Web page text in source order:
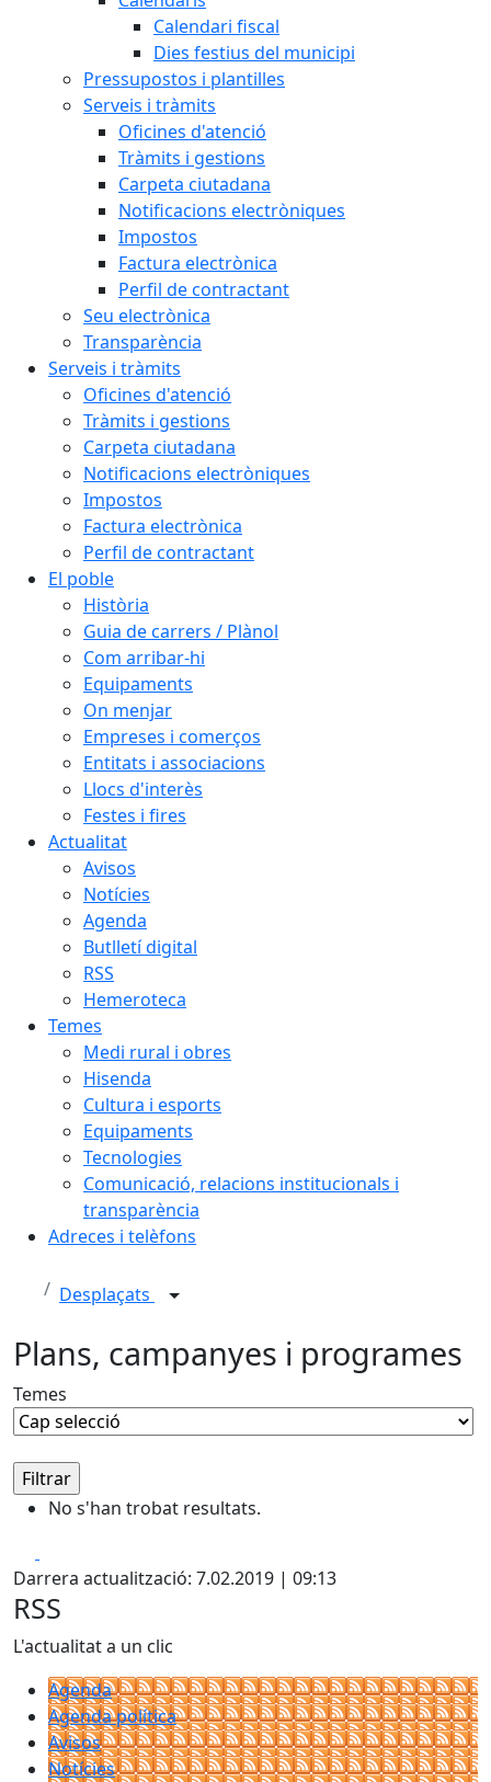
Calendari fiscal
Dies festius del municipi
Pressupostos i plantilles
Serveis i tràmits
Oficines d'atenció
Tràmits i gestions
Carpeta ciutadana
Notificacions electròniques
Impostos
Factura electrònica
Perfil de contractant
Seu electrònica
Transparència
Serveis i tràmits
Oficines d'atenció
Tràmits i gestions
Carpeta ciutadana
Notificacions electròniques
Impostos
Factura electrònica
Perfil de contractant
El poble
Història
Guia de carrers / Plànol
Com arribar-hi
Equipaments
On menjar
Empreses i comerços
Entitats i associacions
Llocs d'interès
Festes i fires
Actualitat
Avisos
Notícies
Agenda
Butlletí digital
RSS
Hemeroteca
Temes
Medi rural i obres
Hisenda
Cultura i esports
Equipaments
Tecnologies
Comunicació, relacions institucionals i
transparència
Adreces i telèfons
Desplaçats
Plans, campanyes i programes
Temes
No s'han trobat resultats.
Darrera actualització: 7.02.2019 | 09:13
RSS
L'actualitat a un clic
Agenda
Agenda política
Avisos
Notícies